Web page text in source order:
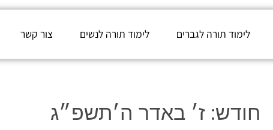
לימוד תורה לגברים לימוד תורה לנשים צור קשר
חודש: ז׳ באדר ה׳תשפ״ג